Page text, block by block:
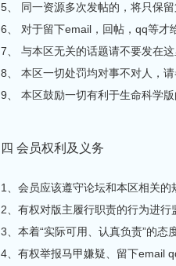
5、 同一资源多次发帖的，将只保
6、 对于留下email，回帖，qq等才
7、 与本区无关的话题请不要发在
8、 本区一切处罚均对事不对人，
9、 本区鼓励一切有利于生命科学
四 会员权利及义务
1、会员应该遵守论坛和本区相关的
2、有权对版主履行职责的行为进行
3、本着“实际可用、认真负责”的态
4、有权举报马甲嫌疑、留下email